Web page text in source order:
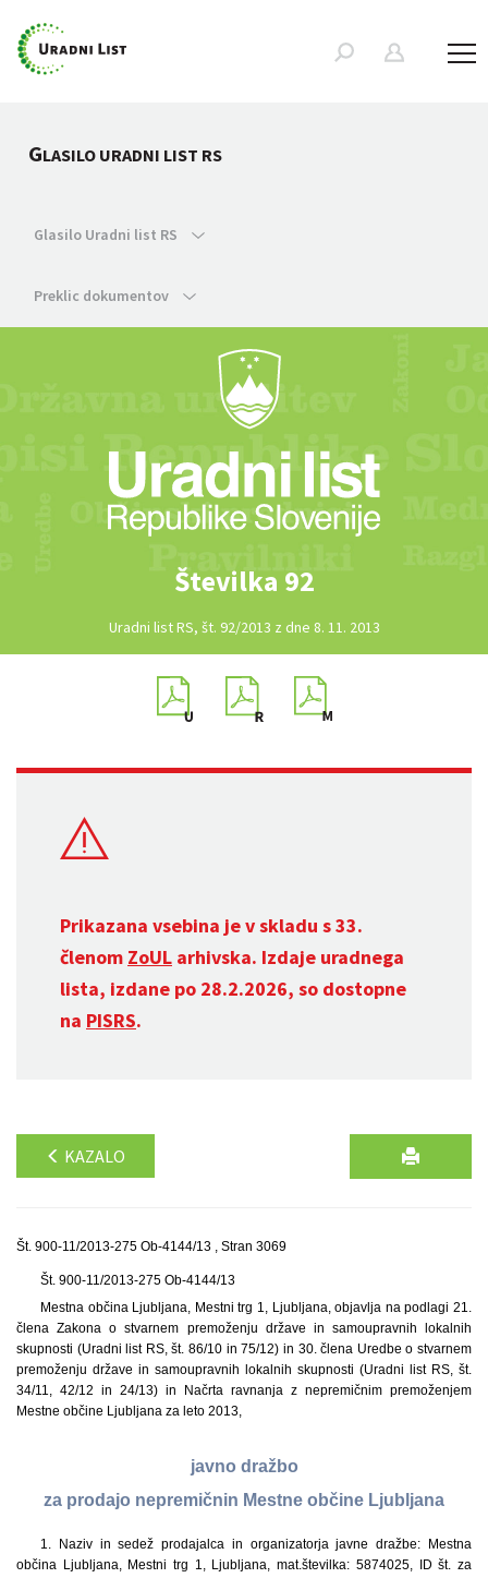
GLASILO URADNI LIST RS
Glasilo Uradni list RS
Preklic dokumentov
Številka 92
Uradni list RS, št. 92/2013 z dne 8. 11. 2013
Prikazana vsebina je v skladu s 33.
členom ZoUL arhivska. Izdaje uradnega
lista, izdane po 28.2.2026, so dostopne
na PISRS.
KAZALO
Št. 900-11/2013-275 Ob-4144/13 , Stran 3069
Št. 900-11/2013-275 Ob-4144/13
Mestna občina Ljubljana, Mestni trg 1, Ljubljana, objavlja na podlagi 21.
člena Zakona o stvarnem premoženju države in samoupravnih lokalnih
skupnosti (Uradni list RS, št. 86/10 in 75/12) in 30. člena Uredbe o stvarnem
premoženju države in samoupravnih lokalnih skupnosti (Uradni list RS, št.
34/11, 42/12 in 24/13) in Načrta ravnanja z nepremičnim premoženjem
Mestne občine Ljubljana za leto 2013,
javno dražbo
za prodajo nepremičnin Mestne občine Ljubljana
1. Naziv in sedež prodajalca in organizatorja javne dražbe: Mestna občina Ljubljana, Mestni trg 1, Ljubljana, mat.številka: 5874025, ID št. za DDV: SI67593321. 2. Predmet javne dražbe in izklicna cena 2.1. Predmet javne dražbe je poslovni prostor št. 101 v prvem nadstropju objekta, v skupni izmeri 95,10 m2 v stavbi, na naslovu Rimska 8 v Ljubljani, z id oznako nepremičnine 1721-257-5 in 1721-257-6, v k.o. 1721 – Gradišče I. Nepremičnina je v času prodaje zasedena z najemnikom, ki ima s prodajalcem sklenjeno najemno razmerje za nedoločen čas, drugih bremen je nepremičnina prosta. Kupec bo z dnem podpisa pogodbe prevzel vse pravice in obveznosti najemodajalca po najemni pogodbi. Nepremičnina se prodaja brez opreme, ki se nahaja v poslovnem prostoru. Poslovni prostor je dostopen samo preko souporabljenega vhodnega predprostora, ki je v lasti lastnika sosednjih poslovnih prostorov. Poslovni prostor je brez lastnih sanitarij. Nepremičnina je vključena v Načrt razpolaganja z nepremičnim premoženjem Mestne občine Ljubljana za leto 2013. Izklicna cena: 140.000,00 EUR. Navedena cena ne vključuje davka na promet nepremičnin. 2.2. Predmet javne dražbe je poslovni prostor št. 202 v drugem nadstropju objekta, v skupni izmeri 131,00 m2 v stavbi, na naslovu Rimska 8 v Ljubljani, z id oznako nepremičnine 1721-257-8, v k.o. 1721 – Gradišče I. Nepremičnina je v času prodaje prazna in prosta vseh bremen. Nepremičnina je vključena v Načrt razpolaganja z nepremičnim premoženjem Mestne občine Ljubljana za leto 2013. Izklicna cena: 140.000,00 EUR. Navedena cena ne vključuje davka na promet nepremičnin. 2.3. Predmet javne dražbe je poslovni prostor št. K04 v kleti objekta, v skupni izmeri 37,60 m2 v stavbi, na naslovu Rimska 8 v Ljubljani, z id oznako nepremičnine 1721-257-17, v k.o. 1721 – Gradišče I. Nepremičnina je v času prodaje prazna in prosta vseh bremen. Nepremičnina je vključena v Načrt razpolaganja z nepremičnim premoženjem Mestne občine Ljubljana za leto 2013. Izklicna cena: 28.000,00 EUR. Navedena cena ne vključuje davka na promet nepremičnin. 2.4. Predmet javne dražbe je poslovni prostor št. K01 in K02 v kleti objekta, v skupni izmeri 127,60 m2 v stavbi, na naslovu Rimska 8 v Ljubljani, z id oznako nepremičnine 1721-257-16 in 1721-257-31, v k.o. 1721 – Gradišče I. Nepremičnina je v času prodaje zasedena z najemnikom, ki ima s prodajalcem sklenjeno najemno razmerje za nedoločen čas, drugih bremen je nepremičnina prosta. Kupec bo z dnem podpisa pogodbe prevzel vse pravice in obveznosti najemodajalca po najemni pogodbi. Nepremičnina se prodaja brez opreme, ki se nahaja v poslovnem prostoru. Nepremičnina je vključena v Načrt razpolaganja z nepremičnim premoženjem Mestne občine Ljubljana za leto 2013. Izklicna cena: 95.900,00 EUR. Navedena cena ne vključuje davka na promet nepremičnin. 2.5. Predmet javne dražbe je poslovni prostor št. P01 v visokem pritličju objekta, v skupni izmeri 147,80 m2 v stavbi, na naslovu Rimska 8 v Ljubljani, z id oznako nepremičnine 1721-257-1, v k.o. 1721 – Gradišče I. Nepremičnina je v času prodaje prazna in prosta vseh bremen. Nepremičnina je vključena v Načrt razpolaganja z nepremičnim premoženjem Mestne občine Ljubljana za leto 2013. Izklicna cena: 230.000,00 EUR. Navedena cena ne vključuje davka na promet nepremičnin. 2.6. Predmet javne dražbe je poslovni prostor št. P05 v visokem pritličju objekta, v skupni izmeri 127,10 m2 v stavbi, na naslovu Rimska 8 v Ljubljani, z id oznako nepremičnine 1721-257-2, v k.o. 1721 – Gradišče I. Nepremičnina je v času prodaje zasedena z najemnikom, ki ima s prodajalcem sklenjeno najemno razmerje za nedoločen čas, drugih bremen je nepremičnina prosta. Kupec bo z dnem podpisa pogodbe prevzel vse pravice in obveznosti najemodajalca po najemni pogodbi. Nepremičnina se prodaja brez opreme, ki se nahaja v poslovnem prostoru. Nepremičnina je vključena v Načrt razpolaganja z nepremičnim premoženjem Mestne občine Ljubljana za leto 2013. Izklicna cena: 190.000,00 EUR. Navedena cena ne vključuje davka na promet nepremičnin. 2.7. Predmet javne dražbe je poslovni prostor št. 201 v drugem nadstropju objekta, v skupni izmeri 187,30 m2 v stavbi, na naslovu Rimska 8 v Ljubljani, z id oznako nepremičnine 1721-257-7, v k.o. 1721 – Gradišče I. Nepremičnina je v času prodaje zasedena z najemnikom, ki ima s prodajalcem sklenjeno najemno razmerje za nedoločen čas, drugih bremen je nepremičnina prosta. Kupec bo z dnem podpisa pogodbe prevzel vse pravice in obveznosti najemodajalca po najemni pogodbi. Nepremičnina se prodaja brez opreme, ki se nahaja v poslovnem prostoru. Nepremičnina je vključena v Načrt razpolaganja z nepremičnim premoženjem Mestne občine Ljubljana za leto 2013. Izklicna cena: 290.000,00 EUR. Navedena cena ne vključuje davka na promet nepremičnin. 3. Najnižji znesek višanja: najnižji znesek višanja kupnine je 500,00 EUR. 4. Pogoji prodaje 4.1 Prodajna pogodba bo sklenjena v obliki notarskega zapisa; 4.2 Nepremičnina bo prodana dražitelju, ki bo ponudil najvišjo ceno; 4.3 V roku 15 dni oziroma po poteku roka za uveljavitev predkupne pravice bo z najugodnejšim dražiteljem sklenjena pogodba. Če dražitelj v tem roku ne bo podpisal pogodbe, se šteje, da je od nakupa odstopil in ima Mestna občina Ljubljana pravico zadržati vplačano varščino; 4.4 Po plačilu celotne kupnine in po poravnanih vseh stroških se bo kupcu nepremičnina izročila v last in posest s pravico vpisa lastninske pravice na kupljeni nepremičnini v pristojni zemljiški knjigi; 4.5 Plačilo celotne kupnine v roku 15 dni po sklenitvi prodajne pogodbe je bistvena sestavina pogodbe; 4.6 Kupec bo poleg ponujene kupnine dolžan plačati še davek na promet nepremičnin, vse stroške notarja ter stroške vknjižbe lastninske pravice na svoje ime in v svojo korist v zemljiški knjigi pristojnega sodišča. 5. Način in rok plačila kupnine: kupnino bo kupec poravnal na podračun enotnega zakladniškega računa Mestne občine Ljubljana številka: 01261-0100000114, sklic na številko: 000-431000 v roku 15 dni od dneva sklenitve prodajne pogodbe oziroma izstavitve računa, v enkratnem znesku. 6. Kraj in čas javne dražbe Javna dražba se bo vršila dne 28. 11. 2013 na sedežu Mestne občine Ljubljana, Mestni trg 1, Ljubljana, Klub 15, s pričetkom ob 11.30, po naslednjem vrstnem redu: – poslovni prostor št. 101, na naslovu Rimska 8, ob 11.30, – poslovni prostor št. 202, na naslovu Rimska 8, ob 12. uri, – poslovni prostor št. K04, na naslovu Rimska 8, ob 12.30, – poslovni prostor št. K01 in K02, na naslovu Rimska 8, ob 13. uri, – poslovni prostor št. P01, na naslovu Rimska 8, ob 13.30, – poslovni prostor št. P05, na naslovu Rimska 8, ob 14. uri, – poslovni prostor št. 201, na naslovu Rimska 8, ob 14.30. Kandidati se bodo morali 15 minut pred začetkom javne dražbe izkazati z dokazili iz 7. točke te objave. 7. Pogoji za udeležbo na javni dražbi 7.1. Na javni dražbi lahko sodeluje domača ali tuja, pravna ali fizična oseba, ki lahko v skladu s pravnim redom Republike Slovenije ali druge članice EU postane lastnik nepremičnine, kar preveri vsak dražitelj zase ter se pravočasno in pravilno prijavi, tako da: – Plača varščino in predloži dokazilo o njenem plačilu; – Predloži pooblastilo, ki se mora nanašati na predmet javne dražbe, pri čemer mora biti podpis pooblastitelja overjen pri notarju, v primeru, če se v imenu ponudnika javne dražbe udeleži pooblaščenec. – Predloži izpisek iz sodnega registra (samo za pravne osebe) oziroma priglasitveni list (za samostojne podjetnike), ki ne sme biti starejši od treh mesecev, – Predloži izvirnik osebnega dokumenta (potni list ali osebna izkaznica), če se prijavi fizična oseba, samostojni podjetnik ter zastopniki in pooblaščenci pravnih oseb) 7.2. Vse listine (razen dokazila o plačilu varščine) je potrebno predložiti v izvirniku ali pa overjeno kopijo listine. 7.3. Organizator javne dražbe bo potrdil vse pravilne in pravočasne prijave. 7.4. Javna dražba se bo opravila v slovenskem jeziku. 8. Varščina 8.1 Dražitelji in morebitni predkupni upravičenci morajo do začetka javne dražbe vplačati varščino, ki znaša 10% izklicne cene, na podračun enotnega zakladniškega računa Mestne občine Ljubljana številka: 01261-0100000114, sklic na številko: 000-431000, z navedbo »plačilo varščine – javna dražba za poslovni prostor št. ____, na naslovu ________«. 8.2 Plačana varščina se najugodnejšemu dražitelju vračuna v kupnino, ostalim dražiteljem, ki niso uspeli na javni dražbi pa se varščina vrne brez obresti v roku 15 dni po zaključku javne dražbe. 8.3 Če dražitelj ne sklene pogodbe ali ne plača kupnine, prodajalec obdrži varščino. 9. Dodatne informacije Dodatne podrobnejše informacije o pogojih javne dražbe in podatke o predmetni nepremičnini dobijo interesenti na Mestni občini Ljubljana, Mestna uprava, Oddelek za ravnanje z nepremičninami, tel. 01/306-11-34 in tel. 01/306-11-95, elektronski naslov: marina.anzur@Ljubljana.si, kontaktna oseba je Marina Anžur in elektronski naslov: mihaela.siker@Ljubljana.si, kontaktna oseba je Mihaela Topolovec Šiker. Ogled nepremičnin je možen dne 21. 11. 2013, in sicer ob 10. uri na lokaciji Rimska 8 v Ljubljani. 10. Drugi pogoji in pravila javne dražbe 10.1 Nepremičnina je naprodaj po načelu »videno – kupljeno«. 10.2 Na javni dražbi uspe dražitelj, ki ponudi najvišjo ceno. 10.3 Javna dražba za nepremičnino je končana, ko voditelj dražbe trikrat neuspešno ponovi isto najvišjo ponudbo. 10.4 Ugovore proti dražbenemu postopku je mogoče podati, dokler ni končan zapisnik o poteku dražbe. 10.5 Javno dražbo bo izvedla Komisija za pridobivanje, razpolaganje in upravljanje s stvarnim premoženjem Mestne občine Ljubljana v skladu z Uredbo o stvarnem premoženju države, pokrajin in občin (Uradni list RS, št. 34/11, 42/12 in 24/13). 10.6 Prodajalec lahko začeti postopek prodaje kadarkoli do sklenitve pravnega posla brez obrazložitve in brez odškodninske odgovornosti ustavi, dolžan pa je vrniti vplačano varščino brez obresti. Besedilo javne dražbe je objavljeno na spletni strani Mestne občine Ljub